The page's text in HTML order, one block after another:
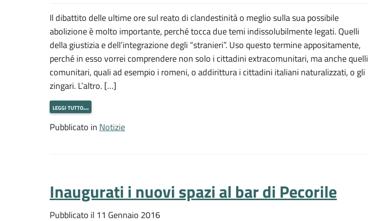
Il dibattito delle ultime ore sul reato di clandestinità o meglio sulla sua possibile
abolizione è molto importante, perché tocca due temi indissolubilmente legati. Quelli
della giustizia e dell’integrazione degli “stranieri”. Uso questo termine appositamente,
perché in esso vorrei comprendere non solo i cittadini extracomunitari, ma anche quelli
comunitari, quali ad esempio i romeni, o addirittura i cittadini italiani naturalizzati, o gli
zingari. L’altro. […]
leggi tutto…
Pubblicato in Notizie
Inaugurati i nuovi spazi al bar di Pecorile
Pubblicato il 11 Gennaio 2016